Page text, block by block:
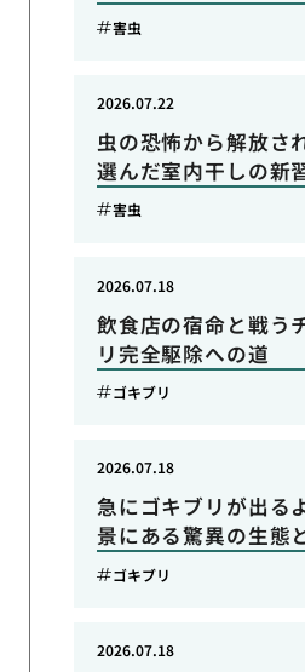
害虫
虫の恐怖から解放さ
選んだ室内干しの新
2026.07.22
害虫
飲食店の宿命と戦う
リ完全駆除への道
2026.07.18
ゴキブリ
急にゴキブリが出る
景にある驚異の生態
2026.07.18
ゴキブリ
2026.07.18